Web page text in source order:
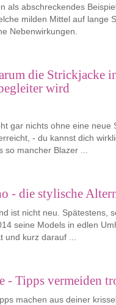
als abschreckendes
milden Mittel auf lange
Nebenwirkungen.
die Strickjacke
wird
gar nichts ohne eine neue
- du kannst dich
so mancher Blazer ...
- die stylische
ist nicht neu. Spätestens,
seine Models in edlen
und kurz darauf ...
- Tipps vermeiden
machen aus deiner